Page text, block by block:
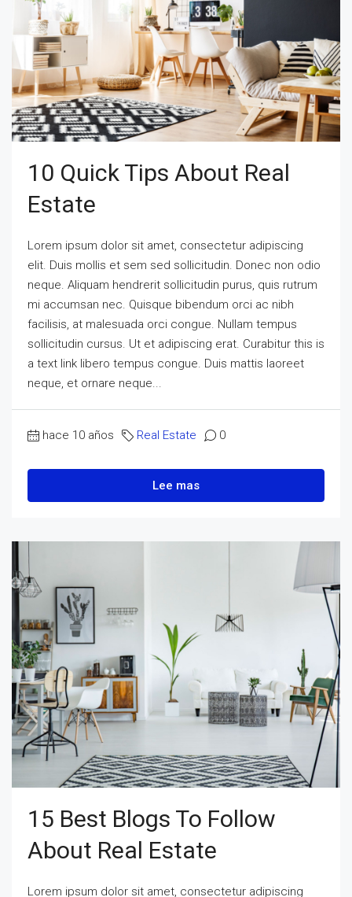
10 Quick Tips About Real
Estate
Lorem ipsum dolor sit amet, consectetur adipiscing
elit. Duis mollis et sem sed sollicitudin. Donec non odio
neque. Aliquam hendrerit sollicitudin purus, quis rutrum
mi accumsan nec. Quisque bibendum orci ac nibh
facilisis, at malesuada orci congue. Nullam tempus
sollicitudin cursus. Ut et adipiscing erat. Curabitur this is
a text link libero tempus congue. Duis mattis laoreet
neque, et ornare neque...
hace 10 años Real Estate 0
Lee mas
15 Best Blogs To Follow
About Real Estate
Lorem ipsum dolor sit amet, consectetur adipiscing